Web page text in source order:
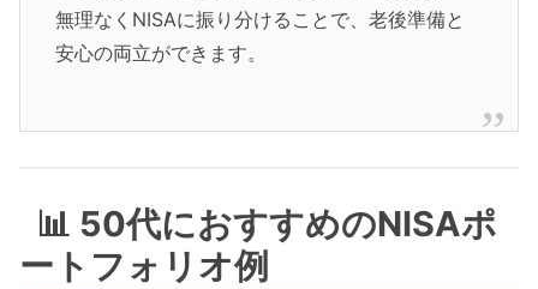
無理なくNISAに振り分けることで、老後準備と
安心の両立ができます。
📊 50代におすすめのNISAポ
ートフォリオ例